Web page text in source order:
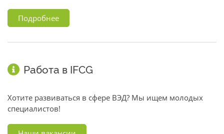
Подробнее
Работа в IFCG
Хотите развиваться в сфере ВЭД? Мы ищем молодых
специалистов!